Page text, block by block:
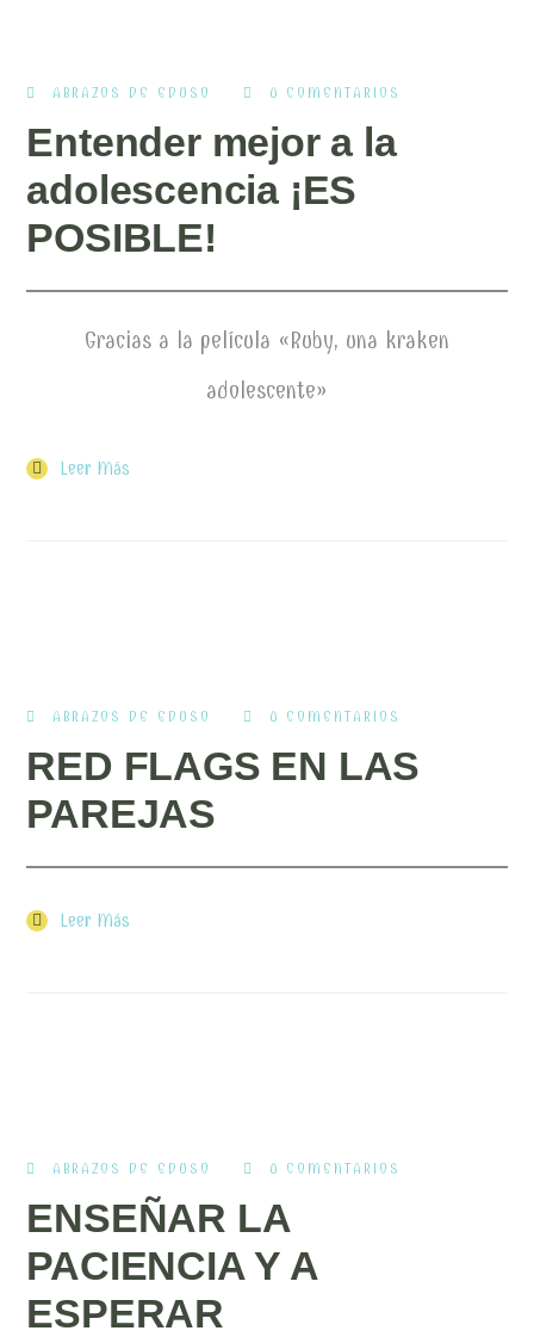
ABRAZOS DE EDUSO 0 COMENTARIOS
Entender mejor a la
adolescencia ¡ES
POSIBLE!
Gracias a la película «Ruby, una kraken
adolescente»
Leer Más
ABRAZOS DE EDUSO 0 COMENTARIOS
RED FLAGS EN LAS
PAREJAS
Leer Más
ABRAZOS DE EDUSO 0 COMENTARIOS
ENSEÑAR LA
PACIENCIA Y A
ESPERAR